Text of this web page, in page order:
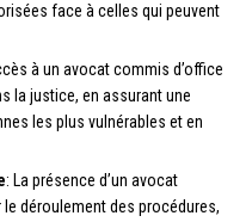
face à celles qui peuvent
à un avocat commis d’office
la justice, en assurant une
les plus vulnérables et en
: La présence d’un avocat
déroulement des procédures,